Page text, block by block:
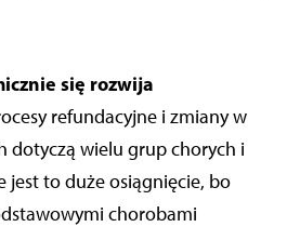
się rozwija
refundacyjne i zmiany w
dotyczą wielu grup chorych i
jest to duże osiągnięcie, bo
chorobami